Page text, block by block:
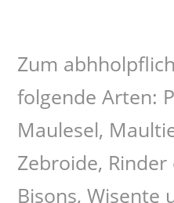
Zum
folgende Arten:
Maulesel,
Zebroide,
Bisons, Wisente